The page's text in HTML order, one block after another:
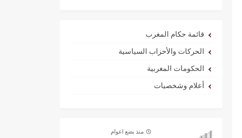
قائمة حكام المغرب
الحركات والأحزاب السياسية
الحكومات المغربية
أعلام وشخصيات
منذ بضع اعوام